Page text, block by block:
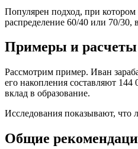
Популярен подход, при
распределение 60/40 или 70/30,
Примеры и
Рассмотрим пример. Иван
его накопления составляют
вклад в образование.
Исследования показывают, что
Общие